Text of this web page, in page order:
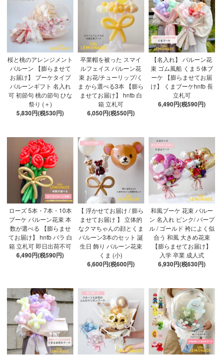
桜と桃のアレンジメント
バルーン 【膨らませて
お届け】 ブーケタイプ
バルーンギフト 名入れ
可 初節句 桃の節句 ひな
祭り (＋)
5,830円(税530円)
卒業帽を被った スマイ
ルフェイス バルーン花
束 お花/チューリップ/く
ま から選べる3本 【膨ら
ませてお届け】 hntb 白
箱 立札可
6,050円(税550円)
【名入れ】 バルーン花
束 ゴム風船 くま５体ブ
ーケ 【膨らませてお届
け】 くまブーケhntb 長
立札可
6,490円(税590円)
ローズ 5本・7本・10本
ブーケ バルーン花束 本
数が選べる 【膨らませ
てお届け】 hntb バラ 白
箱 立札可 即日出荷不可
6,490円(税590円)
【 浮かせてお届け / 膨ら
ませてお届け 】 立体的
なクマちゃんの顔とくま
バルーン3本のセット 誕
生日 飾り バルーン花束
くま (小)
6,600円(税600円)
和風ブーケ 花束 バルー
ン 名入れ ピンク/ パープ
ル / ゴールド 袴によく似
合う 和風 大きめ花束
【膨らませてお届け】
入学 卒業 成人式
6,930円(税630円)